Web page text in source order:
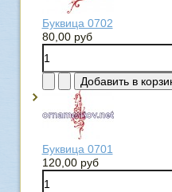
Буквица 0702
80,00 руб
Буквица 0701
120,00 руб